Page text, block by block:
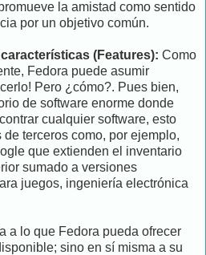
la amistad como sentido
por un objetivo común.
(Features): Como
Fedora puede asumir
Pero ¿cómo?. Pues bien,
de software enorme donde
cualquier software, esto
terceros como, por ejemplo,
que extienden el inventario
sumado a versiones
juegos, ingeniería electrónica
a lo que Fedora pueda ofrecer
sino en sí misma a su